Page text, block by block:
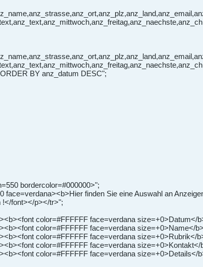
BY anz_datum DESC";
bordercolor=#000000>";
face=verdana><b>Hier finden Sie eine Auswahl an
!</font></p></tr>";
color=#FFFFFF face=verdana size=+0>Datum</
color=#FFFFFF face=verdana size=+0>Name</
color=#FFFFFF face=verdana size=+0>Rubrik</
color=#FFFFFF face=verdana
color=#FFFFFF face=verdana size=+0>Details</